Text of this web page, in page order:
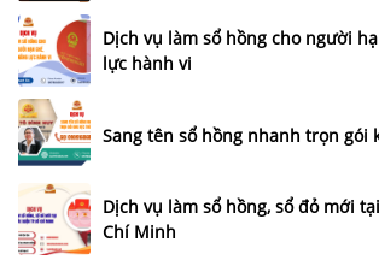
Dịch vụ làm sổ hồng cho người
lực hành vi
Sang tên sổ hồng nhanh trọn gói
Dịch vụ làm sổ hồng, sổ đỏ mới
Chí Minh